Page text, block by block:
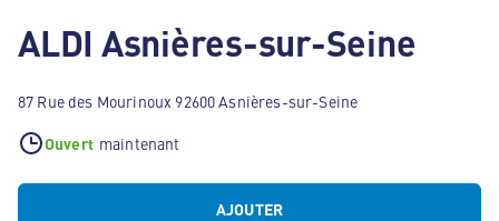
ALDI Asnières-sur-Seine
87 Rue des Mourinoux 92600 Asnières-sur-Seine
Ouvert maintenant
AJOUTER